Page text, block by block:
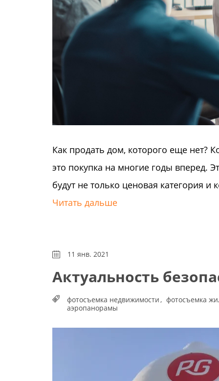
Как продать дом, которого еще
это покупка на многие годы вперед.
будут не только ценовая категория и
Читать дальше
11 янв. 2021
Актуальность
фотосъемка недвижимости
фотосъемка
аэропанорамы